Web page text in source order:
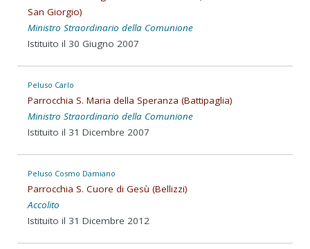
San Giorgio)
Ministro Straordinario della Comunione
Istituito il 30 Giugno 2007
Peluso Carlo
Parrocchia S. Maria della Speranza (Battipaglia)
Ministro Straordinario della Comunione
Istituito il 31 Dicembre 2007
Peluso Cosmo Damiano
Parrocchia S. Cuore di Gesù (Bellizzi)
Accolito
Istituito il 31 Dicembre 2012